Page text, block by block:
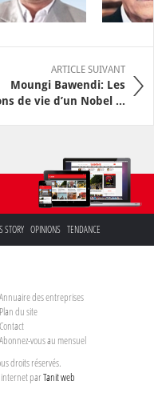
ARTICLE SUIVANT
Moungi Bawendi: Les
de vie d’un Nobel ...
STORY OPINIONS TENDANCE
Annuaire des entreprises
Plan du site
Contact
Abonnez-vous au mensuel
droits réservés.
internet parTanit web